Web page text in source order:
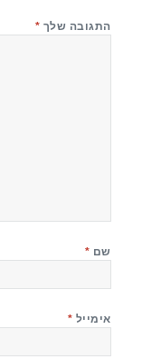
התגובה שלך *
שם *
אימייל *